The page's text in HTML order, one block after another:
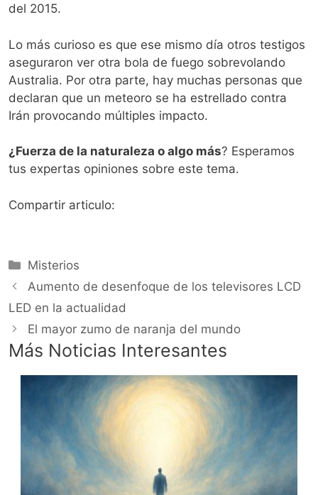
del 2015.
Lo más curioso es que ese mismo día otros testigos
aseguraron ver otra bola de fuego sobrevolando
Australia. Por otra parte, hay muchas personas que
declaran que un meteoro se ha estrellado contra
Irán provocando múltiples impacto.
¿Fuerza de la naturaleza o algo más? Esperamos
tus expertas opiniones sobre este tema.
Compartir articulo:
Categorías
Misterios
Aumento de desenfoque de los televisores LCD
LED en la actualidad
El mayor zumo de naranja del mundo
Más Noticias Interesantes